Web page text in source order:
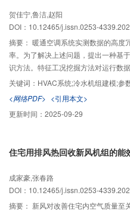
贺佳宁,鲁洁,赵阳
DOI：10.12465/j.issn.0253-
摘要： 暖通空调系统实测数据的高度
率。为了解决上述问题，提出一种基
识方法。特征工况挖掘方法对运行数
行工况的关键变量，并根据关键变量
征工况，从而提升模型单次计算效
的先验概率模型，基于先验概率进行
数，引导模型更快收敛。该方法在武
行数据集上进行了验证，结果表明：
16.0%和12.0%，比基于原始数据的
升了4.7%和8.5%，计算效率提高约
系统建模提供了技术指导和数据支撑。
关键词： HVAC系统;冷水机组建模;参
<网络PDF> <引用本文>
更新时间： 2025-09-29
住宅用排风热回收新风机组的能
成家豪,张春路
DOI：10.12465/j.issn.0253-
摘要： 新风对改善住宅内空气质量至